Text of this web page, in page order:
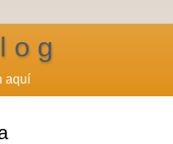
o g
aquí